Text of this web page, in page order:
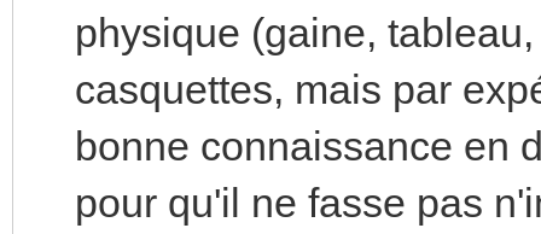
physique (gaine,
casquettes, mais par
bonne connaissance en
pour qu'il ne fasse pas